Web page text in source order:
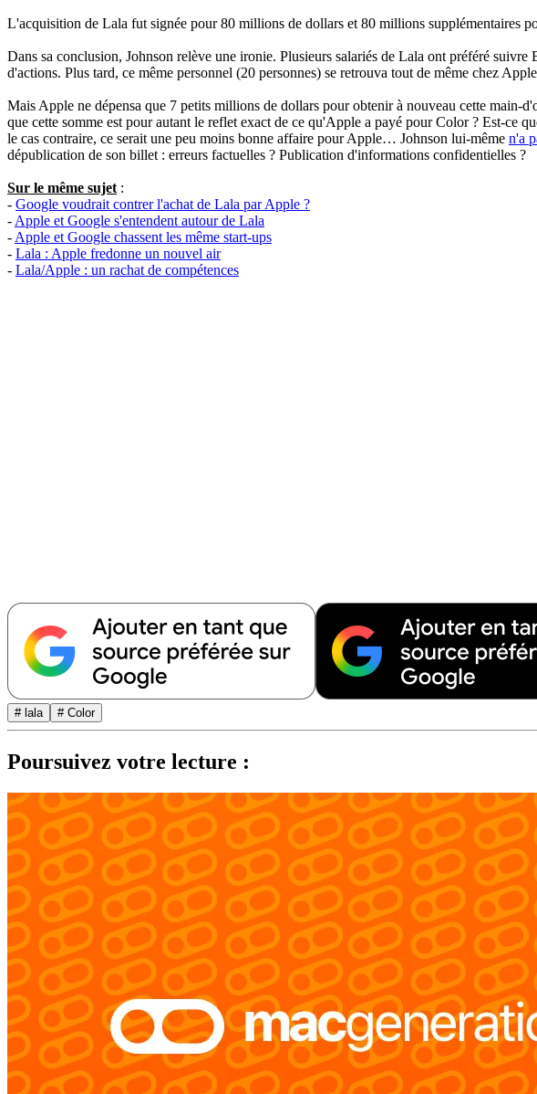
L'acquisition de Lala fut signée pour 80 millions de dollars et 80 millions supplémentaires
Dans sa conclusion, Johnson relève une ironie. Plusieurs salariés de Lala ont préféré
d'actions. Plus tard, ce même personnel (20 personnes) se retrouva tout de même chez
Mais Apple ne dépensa que 7 petits millions de dollars pour obtenir à nouveau cette main-
que cette somme est pour autant le reflet exact de ce qu'Apple a payé pour Color ? Est-ce
le cas contraire, ce serait une peu moins bonne affaire pour Apple… Johnson lui-même n'a
dépublication de son billet : erreurs factuelles ? Publication d'informations confidentielles ?
Sur le même sujet :
- Google voudrait contrer l'achat de Lala par Apple ?
- Apple et Google s'entendent autour de Lala
- Apple et Google chassent les même start-ups
- Lala : Apple fredonne un nouvel air
- Lala/Apple : un rachat de compétences
# lala # Color
Poursuivez votre lecture :